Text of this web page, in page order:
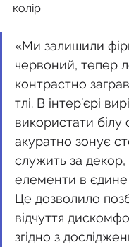
колір.
«Ми залишили
червоний, тепер
контрастно
тлі. В інтер’єрі
використати білу
акуратно зонує
служить за декор,
елементи в єдине
Це дозволило
відчуття
згідно з